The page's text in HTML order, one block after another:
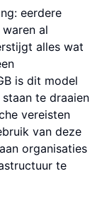
eerdere
al
alles wat
is dit model
te draaien
vereisten
van deze
organisaties
te